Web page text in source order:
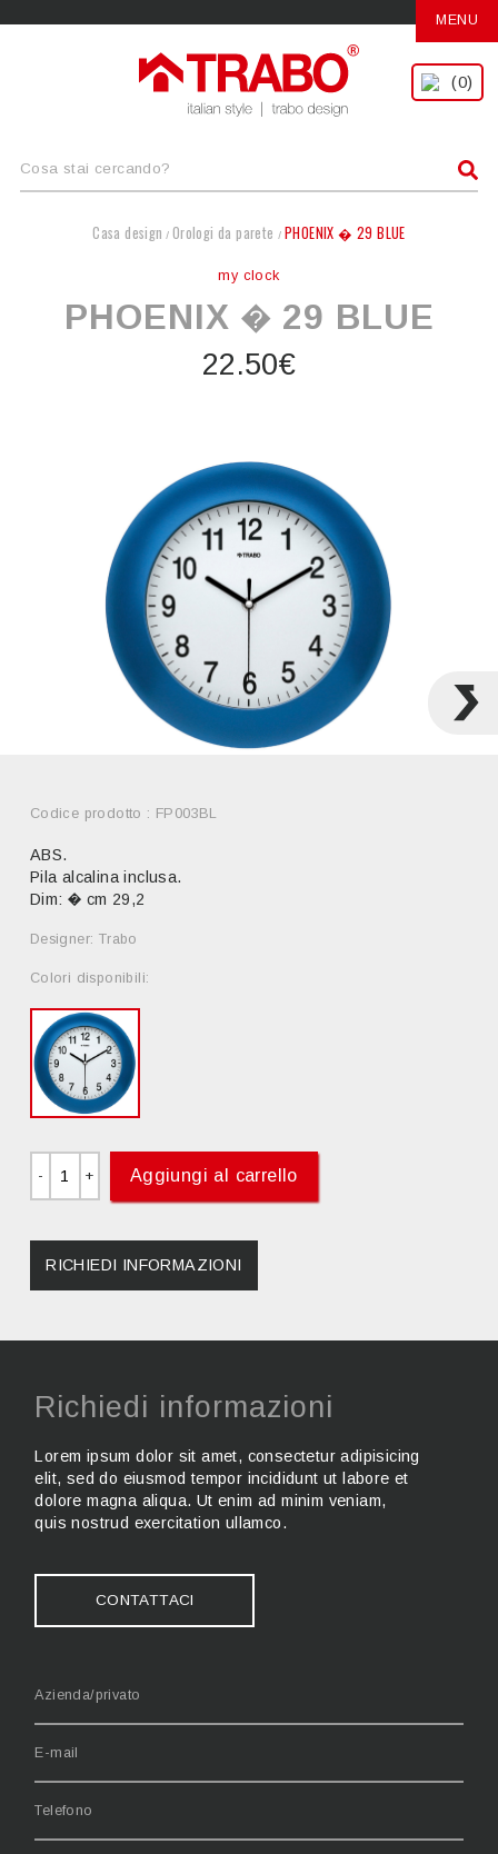
MENU
(0)
Casa design / Orologi da parete/ PHOENIX � 29 BLUE
my clock
PHOENIX � 29 BLUE
22.50€
Codice prodotto : FP003BL
ABS.
Pila alcalina inclusa.
Dim: � cm 29,2
Designer: Trabo
Colori disponibili:
Aggiungi al carrello
RICHIEDI INFORMAZIONI
Richiedi informazioni
Lorem ipsum dolor sit amet, consectetur adipisicing
elit, sed do eiusmod tempor incididunt ut labore et
dolore magna aliqua. Ut enim ad minim veniam,
quis nostrud exercitation ullamco.
CONTATTACI